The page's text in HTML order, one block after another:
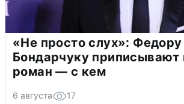
«Не просто слух»: Федору
Бондарчуку приписывают
роман — с кем
6 августа 17